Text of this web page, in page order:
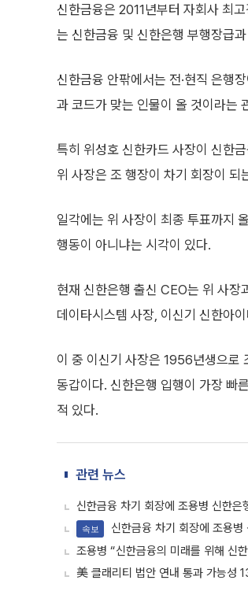
신한금융은 2011년부터 자회사 최
는 신한금융 및 신한은행 부행장급
신한금융 안팎에서는 전·현직 은행
과 코드가 맞는 인물이 올 것이라는
특히 위성호 신한카드 사장이 신한
위 사장은 조 행장이 차기 회장이
일각에는 위 사장이 최종 투표까지
행동이 아니냐는 시각이 있다.
현재 신한은행 출신 CEO는 위 사
데이타시스템 사장, 이신기 신한아
이 중 이신기 사장은 1956년생으
동갑이다. 신한은행 입행이 가장 빠
적 있다.
관련 뉴스
신한금융 차기 회장에 조용병 신한은
속보
신한금융 차기 회장에 조용병
조용병 “신한금융의 미래를 위해 신
美 클래리티 법안 연내 통과 가능성